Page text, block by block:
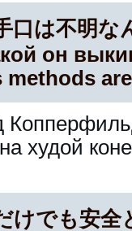
口は不明な
он
methods
худой
けでも安全